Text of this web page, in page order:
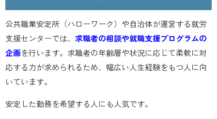
公共職業安定所（ハローワーク）や自治体が運営する就労
支援センターでは、求職者の相談や就職支援プログラムの
企画を行います。求職者の年齢層や状況に応じて柔軟に対
応する力が求められるため、幅広い人生経験をもつ人に向
いています。
安定した勤務を希望する人にも人気です。